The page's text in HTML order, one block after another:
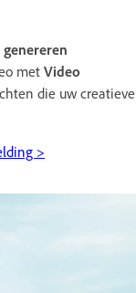
met Video
die uw creatieve
>